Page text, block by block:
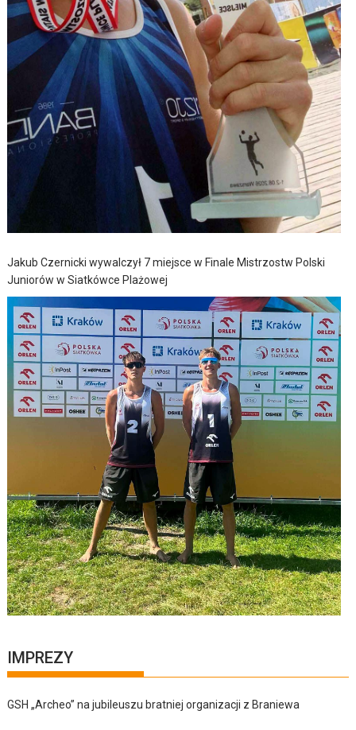
Jakub Czernicki wywalczył 7 miejsce w Finale Mistrzostw Polski
Juniorów w Siatkówce Plażowej
IMPREZY
GSH „Archeo” na jubileuszu bratniej organizacji z Braniewa